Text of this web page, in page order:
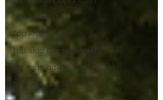
Top Article (tw)
Top Article (zh)
Top side article (English)
Top side article (Japanese)
Top side article (tw)